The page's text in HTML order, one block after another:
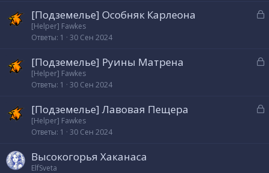
З
[Подземелье] Особняк Карлеона
[Helper] Fawkes
Ответы 1 30 Сен 2024
З
[Подземелье] Руины Матрена
[Helper] Fawkes
Ответы 1 30 Сен 2024
З
[Подземелье] Лавовая Пещера
[Helper] Fawkes
Ответы 1 30 Сен 2024
Высокогорья Хаканаса
ElfSveta